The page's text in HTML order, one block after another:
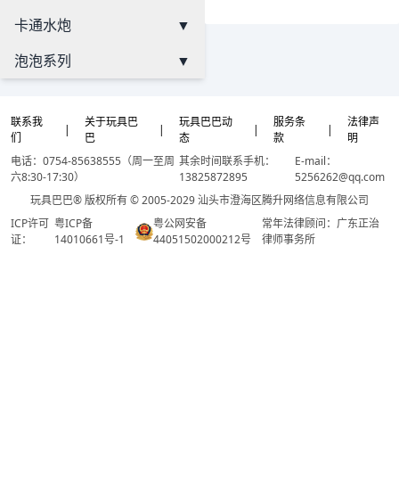
卡通水炮
▼
泡泡系列
▼
联系我
们
|
关于玩具巴
巴
|
玩具巴巴动
态
|
服务条
款
|
法律声
明
电话：0754-85638555（周一至周
六8:30-17:30）
其余时间联系手机：
13825872895
E-mail：
5256262@qq.com
玩具巴巴® 版权所有 © 2005-2029 汕头市澄海区腾升网络信息有限公司
ICP许可
证：
粤ICP备
14010661号-1
粤公网安备
44051502000212号
常年法律顾问：广东正治
律师事务所